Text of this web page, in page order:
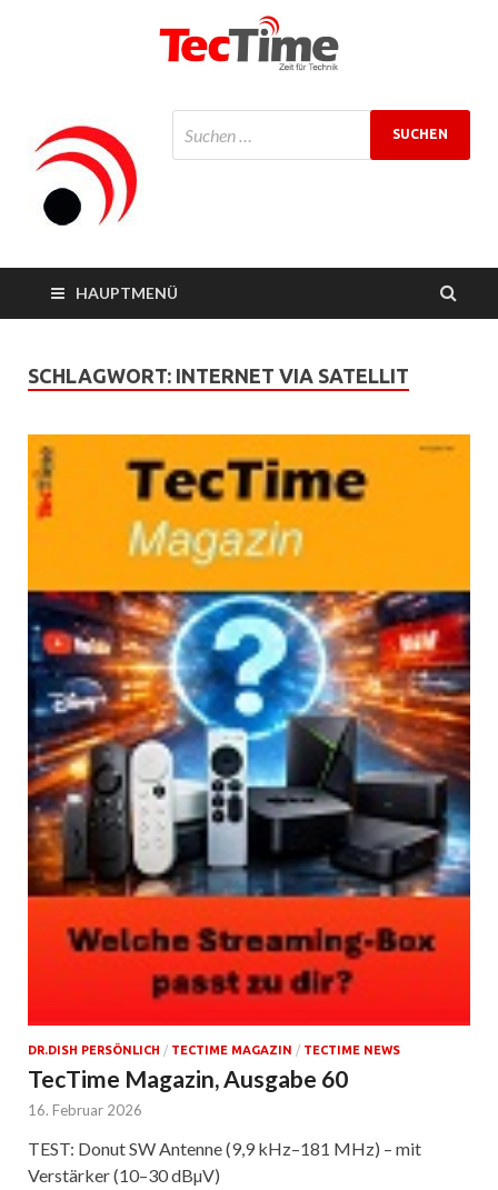
TecTime
HAUPTMENÜ
SCHLAGWORT: INTERNET VIA SATELLIT
DR.DISH PERSÖNLICH / TECTIME MAGAZIN / TECTIME NEWS
TecTime Magazin, Ausgabe 60
16. Februar 2026
TEST: Donut SW Antenne (9,9 kHz–181 MHz) – mit
Verstärker (10–30 dBµV)